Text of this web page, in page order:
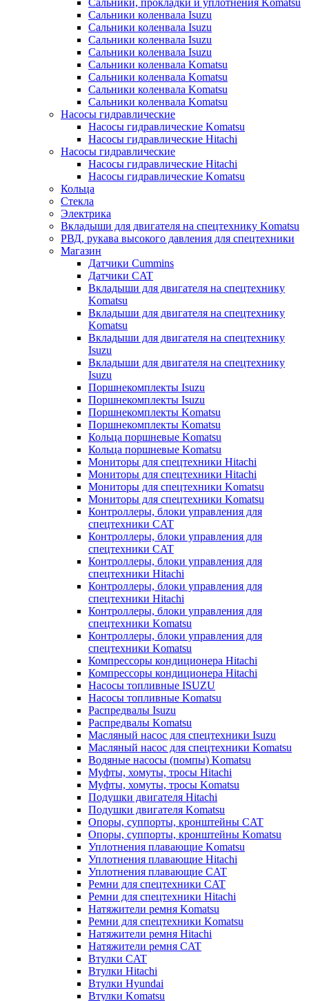
Сальники, прокладки и уплотнения Komatsu
Сальники коленвала Isuzu
Сальники коленвала Isuzu
Сальники коленвала Isuzu
Сальники коленвала Isuzu
Сальники коленвала Komatsu
Сальники коленвала Komatsu
Сальники коленвала Komatsu
Сальники коленвала Komatsu
Насосы гидравлические
Насосы гидравлические Komatsu
Насосы гидравлические Hitachi
Насосы гидравлические
Насосы гидравлические Hitachi
Насосы гидравлические Komatsu
Кольца
Стекла
Электрика
Вкладыши для двигателя на спецтехнику Komatsu
РВД, рукава высокого давления для спецтехники
Магазин
Датчики Cummins
Датчики CAT
Вкладыши для двигателя на спецтехнику
Komatsu
Вкладыши для двигателя на спецтехнику
Komatsu
Вкладыши для двигателя на спецтехнику
Isuzu
Вкладыши для двигателя на спецтехнику
Isuzu
Поршнекомплекты Isuzu
Поршнекомплекты Isuzu
Поршнекомплекты Komatsu
Поршнекомплекты Komatsu
Кольца поршневые Komatsu
Кольца поршневые Komatsu
Мониторы для спецтехники Hitachi
Мониторы для спецтехники Hitachi
Мониторы для спецтехники Komatsu
Мониторы для спецтехники Komatsu
Контроллеры, блоки управления для
спецтехники CAT
Контроллеры, блоки управления для
спецтехники CAT
Контроллеры, блоки управления для
спецтехники Hitachi
Контроллеры, блоки управления для
спецтехники Hitachi
Контроллеры, блоки управления для
спецтехники Komatsu
Контроллеры, блоки управления для
спецтехники Komatsu
Компрессоры кондиционера Hitachi
Компрессоры кондиционера Hitachi
Насосы топливные ISUZU
Насосы топливные Komatsu
Распредвалы Isuzu
Распредвалы Komatsu
Масляный насос для спецтехники Isuzu
Масляный насос для спецтехники Komatsu
Водяные насосы (помпы) Komatsu
Муфты, хомуты, тросы Hitachi
Муфты, хомуты, тросы Komatsu
Подушки двигателя Hitachi
Подушки двигателя Komatsu
Опоры, суппорты, кронштейны CAT
Опоры, суппорты, кронштейны Komatsu
Уплотнения плавающие Komatsu
Уплотнения плавающие Hitachi
Уплотнения плавающие CAT
Ремни для спецтехники CAT
Ремни для спецтехники Hitachi
Натяжители ремня Komatsu
Ремни для спецтехники Komatsu
Натяжители ремня Hitachi
Натяжители ремня CAT
Втулки CAT
Втулки Hitachi
Втулки Hyundai
Втулки Komatsu